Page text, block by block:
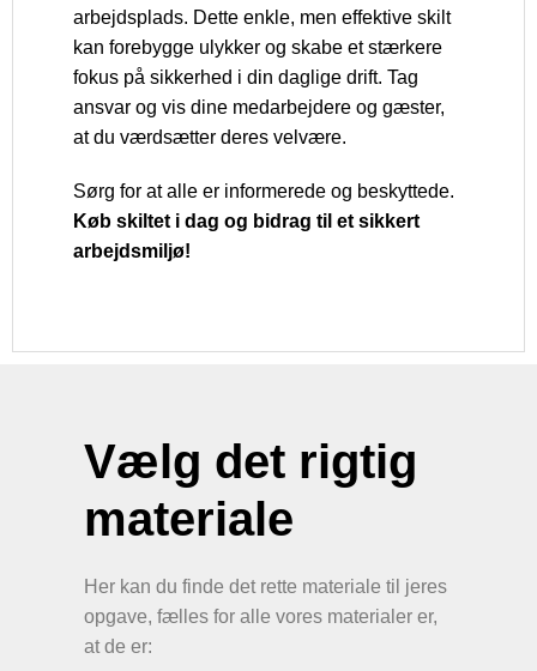
arbejdsplads. Dette enkle, men effektive skilt
kan forebygge ulykker og skabe et stærkere
fokus på sikkerhed i din daglige drift. Tag
ansvar og vis dine medarbejdere og gæster,
at du værdsætter deres velvære.
Sørg for at alle er informerede og beskyttede.
Køb skiltet i dag og bidrag til et sikkert
arbejdsmiljø!
Vælg det rigtig
materiale
Her kan du finde det rette materiale til jeres
opgave, fælles for alle vores materialer er,
at de er: